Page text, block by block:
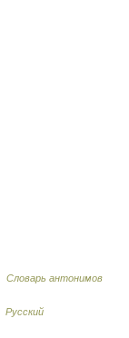
Словарь антонимов
Русский